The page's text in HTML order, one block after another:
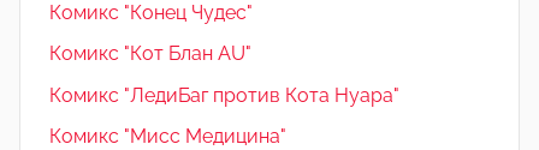
Комикс "Конец Чудес"
Комикс "Кот Блан AU"
Комикс "ЛедиБаг против Кота Нуара"
Комикс "Мисс Медицина"